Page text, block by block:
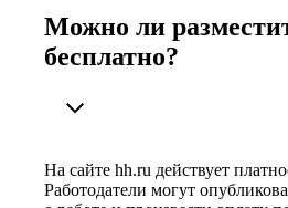
Можно ли
бесплатно?
На сайте hh.ru действует
Работодатели могут